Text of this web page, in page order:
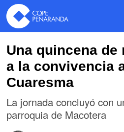
Una quincena de
a la convivencia
Cuaresma
La jornada concluyó con
parroquia de Macotera